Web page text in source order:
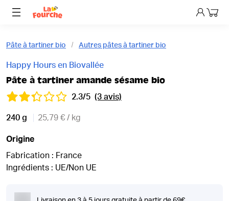
Mon
Pâte à tartiner bio Autres pâtes à tartiner bio
Happy Hours en Biovallée
Pâte à tartiner amande sésame bio
2.3/5 (3 avis)
240 g 25,79 € / kg
Origine
Fabrication : France
Ingrédients : UE/Non UE